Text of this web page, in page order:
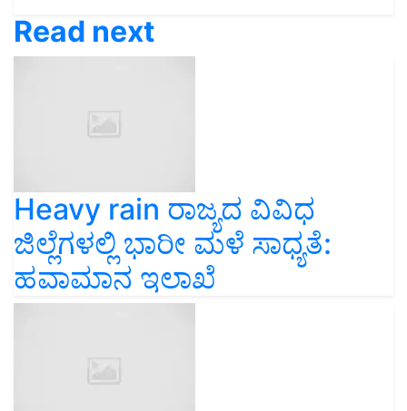
Read next
Heavy rain ರಾಜ್ಯದ ವಿವಿಧ
ಜಿಲ್ಲೆಗಳಲ್ಲಿ ಭಾರೀ ಮಳೆ ಸಾಧ್ಯತೆ:
ಹವಾಮಾನ ಇಲಾಖೆ